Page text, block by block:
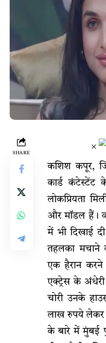
SHARE
×
कशिश कपूर,
कार्ड कंटेस्टेंट
लोकप्रियता
और मॉडल हैं।
में भी दिखाई
तहलका मचाने
एक हैरान
एक्ट्रेस के
चोरी उनके
लाख रुपये लेकर
के बारे में मुंबई